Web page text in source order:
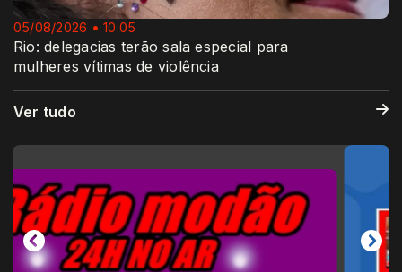
05/08/2026 • 10:05
Rio: delegacias terão sala especial para
mulheres vítimas de violência
Ver tudo